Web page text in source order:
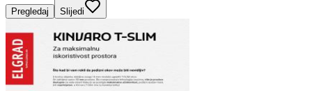
Pregledaj Slijedi